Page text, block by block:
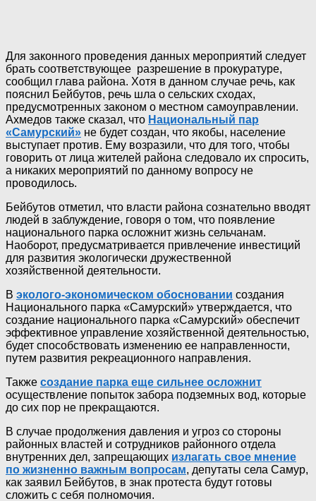
Для законного проведения данных мероприятий следует
брать соответствующее разрешение в прокуратуре,
сообщил глава района. Хотя в данном случае речь, как
пояснил Бейбутов, речь шла о сельских сходах,
предусмотренных законом о местном самоуправлении.
Ахмедов также сказал, что Национальный пар
«Самурский» не будет создан, что якобы, население
выступает против. Ему возразили, что для того, чтобы
говорить от лица жителей района следовало их спросить,
а никаких мероприятий по данному вопросу не
проводилось.
Бейбутов отметил, что власти района сознательно вводят
людей в заблуждение, говоря о том, что появление
национального парка осложнит жизнь сельчанам.
Наоборот, предусматривается привлечение инвестиций
для развития экологически дружественной
хозяйственной деятельности.
В эколого-экономическом обосновании создания
Национального парка «Самурский» утверждается, что
создание национального парка «Самурский» обеспечит
эффективное управление хозяйственной деятельностью,
будет способствовать изменению ее направленности,
путем развития рекреационного направления.
Также создание парка еще сильнее осложнит
осуществление попыток забора подземных вод, которые
до сих пор не прекращаются.
В случае продолжения давления и угроз со стороны
районных властей и сотрудников районного отдела
внутренних дел, запрещающих излагать свое мнение
по жизненно важным вопросам, депутаты села Самур,
как заявил Бейбутов, в знак протеста будут готовы
сложить с себя полномочия.